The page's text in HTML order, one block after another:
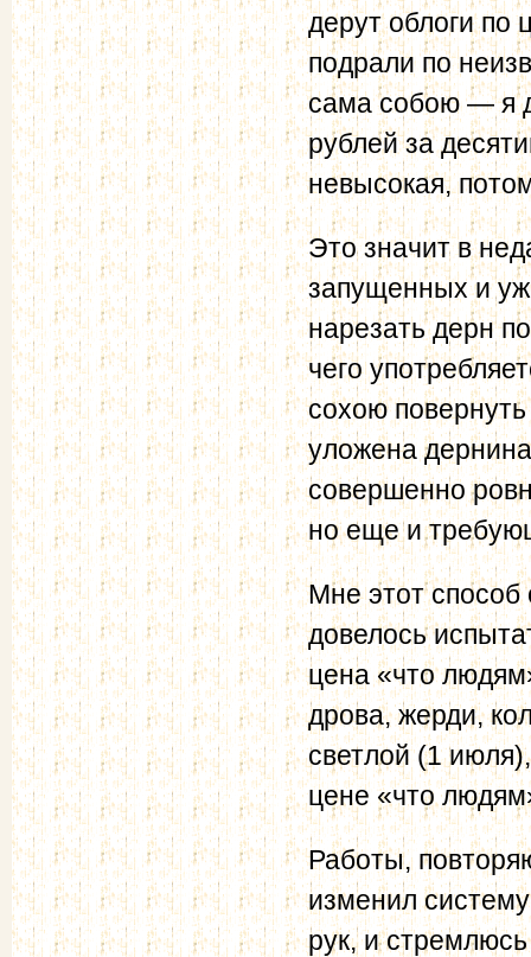
дерут облоги по
подрали по
сама собою — я
рублей за
невысокая,
Это значит в
запущенных и
нарезать дерн
чего
сохою
уложена
совершенно
но еще и
Мне этот
довелось
цена «что
дрова, жерди,
светлой (1
цене «что
Работы,
изменил
рук, и